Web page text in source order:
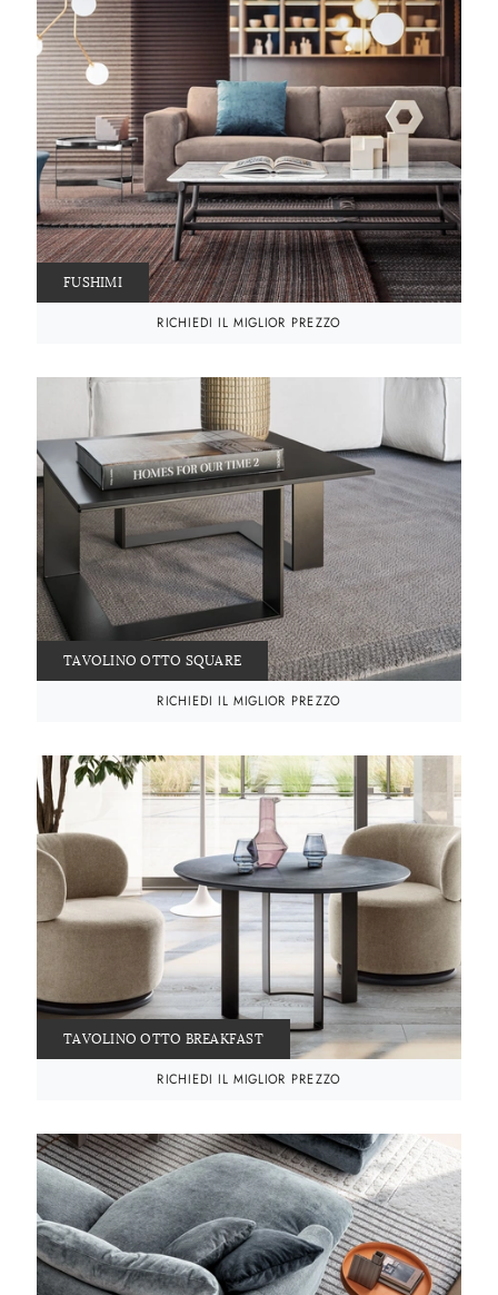
FUSHIMI
RICHIEDI IL MIGLIOR PREZZO
TAVOLINO OTTO SQUARE
RICHIEDI IL MIGLIOR PREZZO
TAVOLINO OTTO BREAKFAST
RICHIEDI IL MIGLIOR PREZZO